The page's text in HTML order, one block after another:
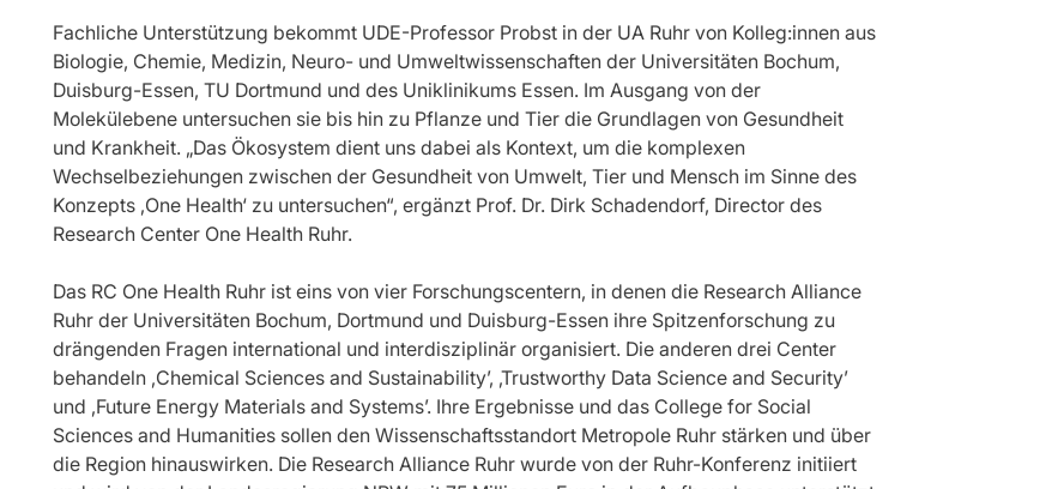
Fachliche Unterstützung bekommt UDE-Professor Probst in der UA Ruhr von Kolleg:innen aus
Biologie, Chemie, Medizin, Neuro- und Umweltwissenschaften der Universitäten Bochum,
Duisburg-Essen, TU Dortmund und des Uniklinikums Essen. Im Ausgang von der
Molekülebene untersuchen sie bis hin zu Pflanze und Tier die Grundlagen von Gesundheit
und Krankheit. „Das Ökosystem dient uns dabei als Kontext, um die komplexen
Wechselbeziehungen zwischen der Gesundheit von Umwelt, Tier und Mensch im Sinne des
Konzepts ‚One Health‘ zu untersuchen“, ergänzt Prof. Dr. Dirk Schadendorf, Director des
Research Center One Health Ruhr.
Das RC One Health Ruhr ist eins von vier Forschungscentern, in denen die Research Alliance
Ruhr der Universitäten Bochum, Dortmund und Duisburg-Essen ihre Spitzenforschung zu
drängenden Fragen international und interdisziplinär organisiert. Die anderen drei Center
behandeln ‚Chemical Sciences and Sustainability’, ‚Trustworthy Data Science and Security’
und ‚Future Energy Materials and Systems’. Ihre Ergebnisse und das College for Social
Sciences and Humanities sollen den Wissenschaftsstandort Metropole Ruhr stärken und über
die Region hinauswirken. Die Research Alliance Ruhr wurde von der Ruhr-Konferenz initiiert